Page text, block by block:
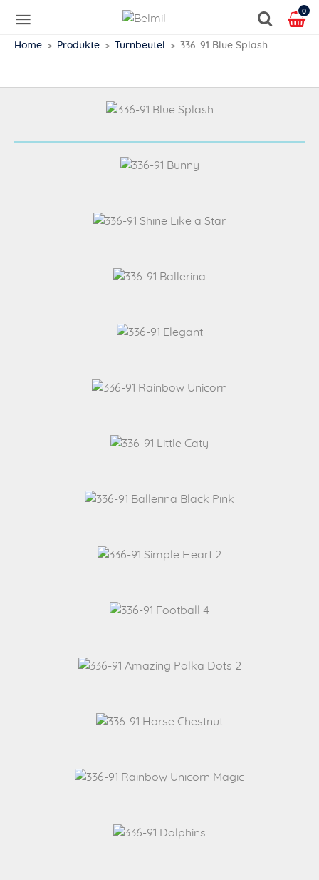
0
Home Produkte Turnbeutel 336-91 Blue Splash